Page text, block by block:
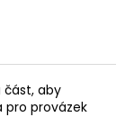
část, aby
pro provázek